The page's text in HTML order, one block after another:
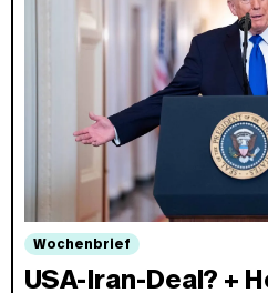
Wochenbrief
USA-Iran-Deal? +